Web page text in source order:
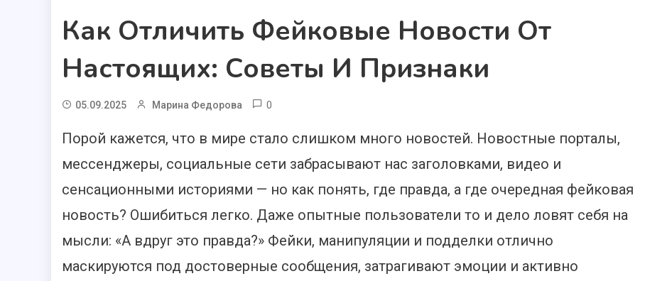
Как Отличить Фейковые Новости От
Настоящих: Советы И Признаки
05.09.2025 Марина Федорова 0
Порой кажется, что в мире стало слишком много новостей. Новостные порталы,
мессенджеры, социальные сети забрасывают нас заголовками, видео и
сенсационными историями — но как понять, где правда, а где очередная фейковая
новость? Ошибиться легко. Даже опытные пользователи то и дело ловят себя на
мысли: «А вдруг это правда?» Фейки, манипуляции и подделки отлично
маскируются под достоверные сообщения, затрагивают эмоции и активно